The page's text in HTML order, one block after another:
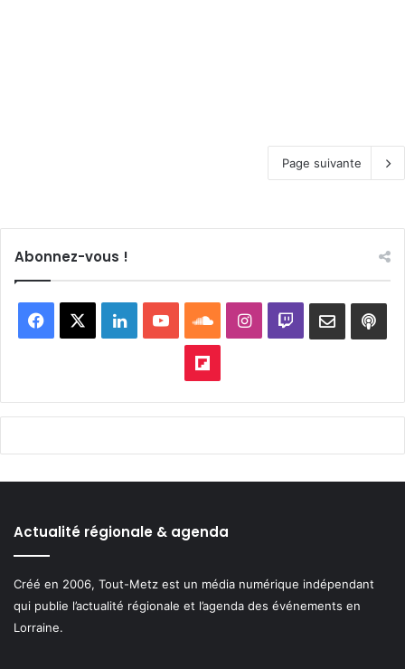
Page suivante
Abonnez-vous !
Facebook LinkedinYouTubeSoundCloud
Instagram
Twitch
Flipboard
Actualité régionale & agenda
Créé en 2006, Tout-Metz est un média numérique indépendant
qui publie l’actualité régionale et l’agenda des événements en
Lorraine.